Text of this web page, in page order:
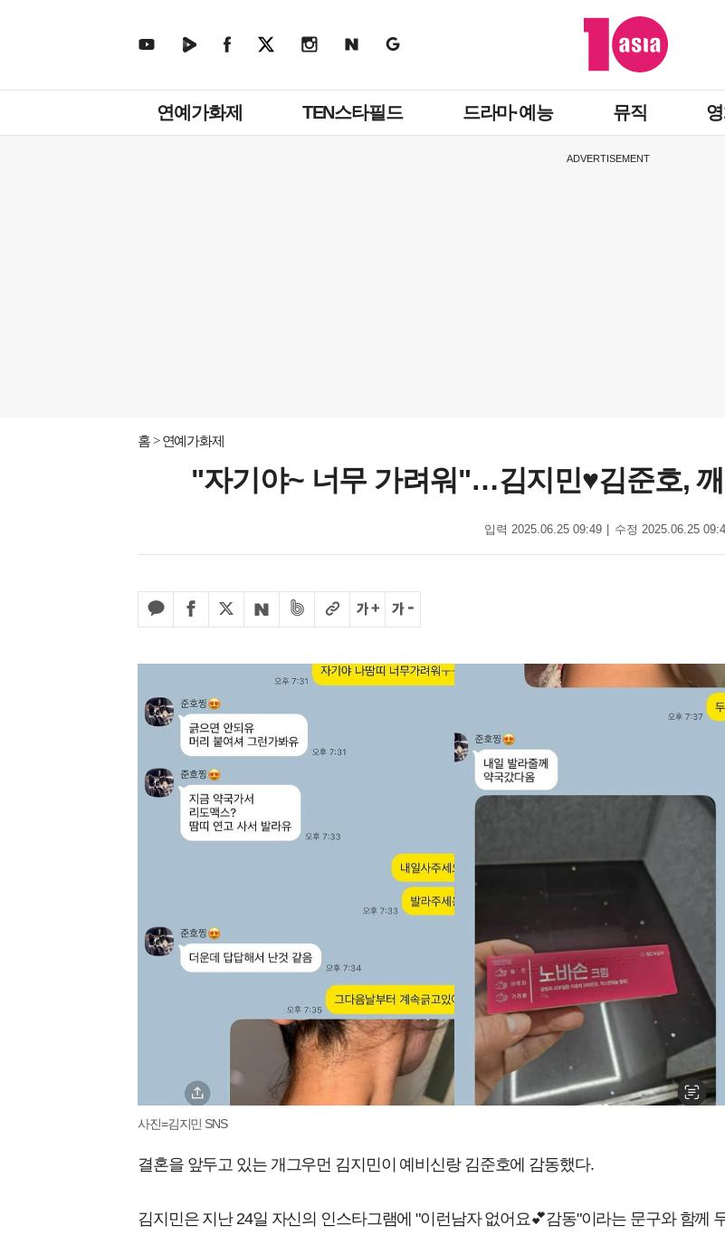
뉴
연예가화제 TEN스타필드 드라마·예능 뮤직
ADVERTISEMENT
홈 연예가화제
"자기야~ 너무 가려워"…김지민♥김준호,
입력 2025.06.25 09:49 수정 2025.06.25
사진=김지민 SNS
결혼을 앞두고 있는 개그우먼 김지민이 예비신랑 김준호에 감동했다.
김지민은 지난 24일 자신의 인스타그램에 "이런남자 없어요💕감동"이라는 문구와 함께